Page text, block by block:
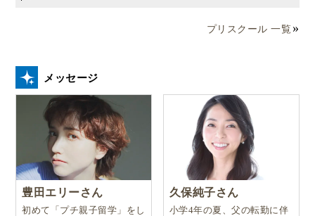
プリスクール 一覧
メッセージ
豊田エリーさん
初めて「プチ親子留学」をし
久保純子さん
小学4年の夏、父の転勤に伴